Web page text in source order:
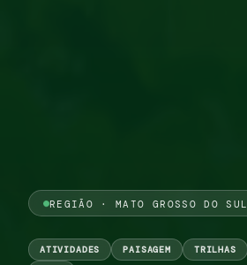
REGIÃO · MATO GROSSO DO SUL
ATIVIDADES PAISAGEM TRILHAS